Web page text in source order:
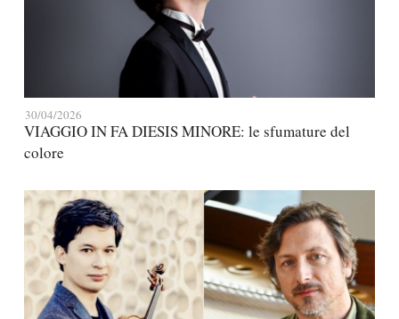
30/04/2026
VIAGGIO IN FA DIESIS MINORE: le sfumature del
colore